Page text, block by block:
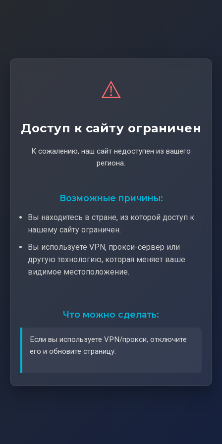
⚠️
Доступ к сайту ограничен
К сожалению, наш сайт недоступен из вашего
региона.
Возможные причины:
Вы находитесь в стране, из которой доступ к
нашему сайту ограничен.
Вы используете VPN, прокси-сервер или
другую технологию, которая меняет ваше
видимое местоположение.
Что можно сделать:
Если вы используете VPN/прокси, отключите
его и обновите страницу.